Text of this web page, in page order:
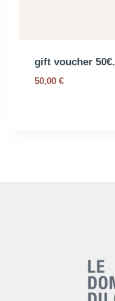
gift voucher 50€.
50,00 €